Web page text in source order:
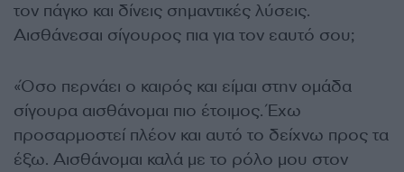
τον πάγκο και δίνεις σημαντικές λύσεις.
Αισθάνεσαι σίγουρος πια για τον εαυτό σου;
«Όσο περνάει ο καιρός και είμαι στην ομάδα
σίγουρα αισθάνομαι πιο έτοιμος. Έχω
προσαρμοστεί πλέον και αυτό το δείχνω προς τα
έξω. Αισθάνομαι καλά με το ρόλο μου στον